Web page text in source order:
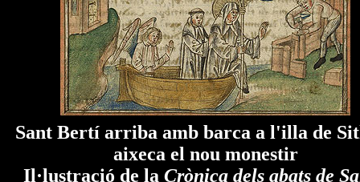
Sant Bertí arriba amb barca a l'illa de
aixeca el nou monestir
Il·lustració de la Crònica dels abats de